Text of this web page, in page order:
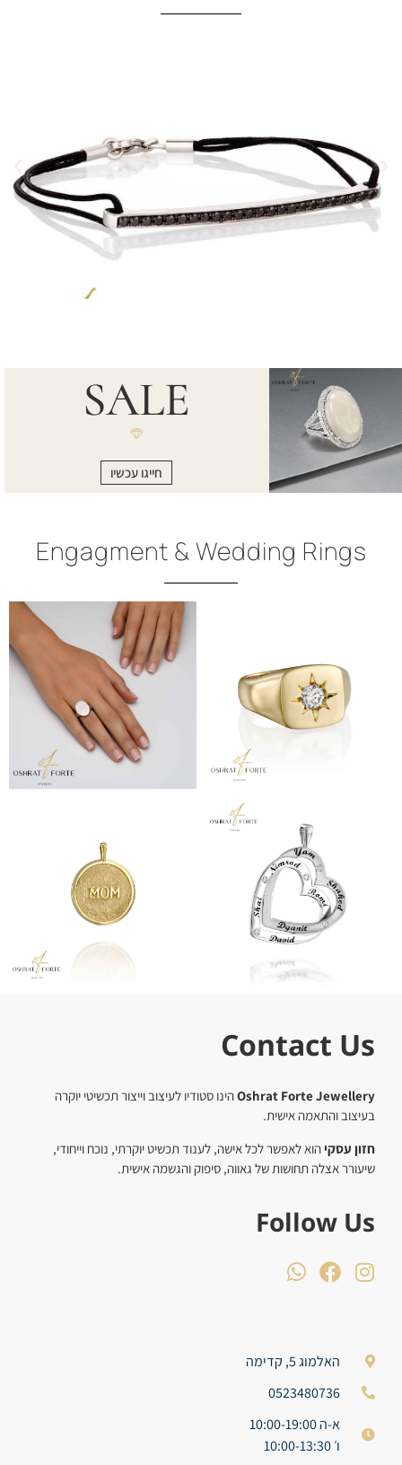
SALE
חייגו עכשיו
Engagment & Wedding Rings
האלמוג 5, קדימה
0523480736
א-ה 10:00-19:00
ו׳ 10:00-13:30
Contact Us
Oshrat Forte Jewelleryהינו סטודיו לעיצוב וייצור תכשיטי יוקרה
בעיצוב והתאמה אישית.
חזון עסקיהוא לאפשר לכל אישה, לענוד תכשיט יוקרתי, נוכח וייחודי,
שיעורר אצלה תחושות של גאווה, סיפוק והגשמה אישית.
Follow Us